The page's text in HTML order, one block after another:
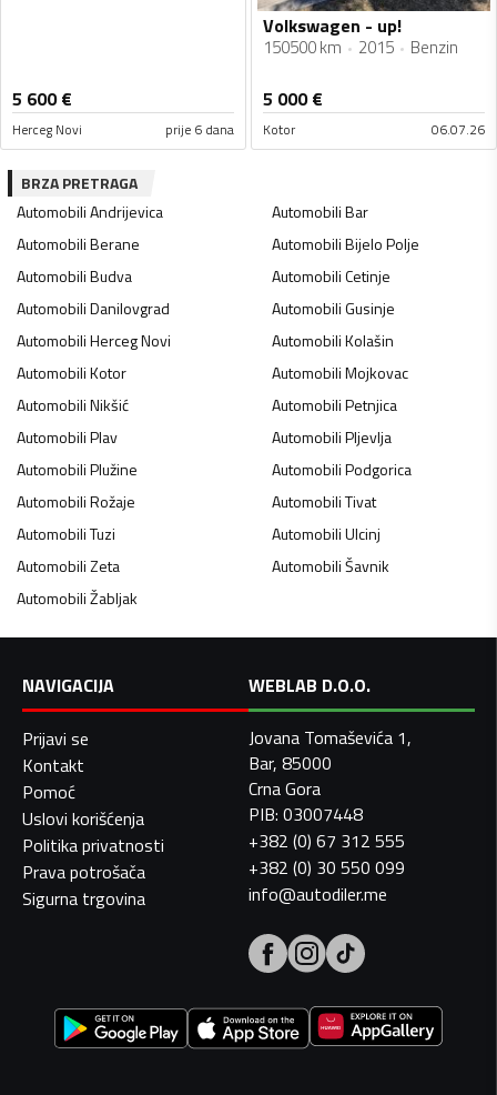
5 600€
Herceg Novi prije 6 dana
Volkswagen - up!
150500 km 2015 Benzin
5 000€
Kotor 06.07.26
BRZA PRETRAGA
AutomobiliAndrijevica AutomobiliBar
AutomobiliBerane AutomobiliBijelo Polje
AutomobiliBudva AutomobiliCetinje
AutomobiliDanilovgrad AutomobiliGusinje
AutomobiliHerceg Novi AutomobiliKolašin
AutomobiliKotor AutomobiliMojkovac
AutomobiliNikšić AutomobiliPetnjica
AutomobiliPlav AutomobiliPljevlja
AutomobiliPlužine AutomobiliPodgorica
AutomobiliRožaje AutomobiliTivat
AutomobiliTuzi AutomobiliUlcinj
AutomobiliZeta AutomobiliŠavnik
AutomobiliŽabljak
NAVIGACIJA
Prijavi se
Kontakt
Pomoć
Uslovi korišćenja
Politika privatnosti
Prava potrošača
Sigurna trgovina
WEBLAB D.O.O.
Jovana Tomaševića 1,
Bar, 85000
Crna Gora
PIB: 03007448
+382 (0) 67 312 555
+382 (0) 30 550 099
info@autodiler.me